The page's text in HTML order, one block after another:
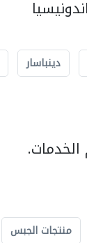
دينباسار
الخدمات.
منتجات الجبس